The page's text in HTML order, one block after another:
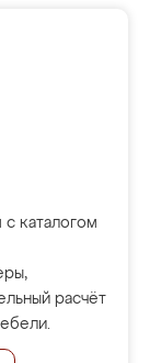
каталогом
расчёт